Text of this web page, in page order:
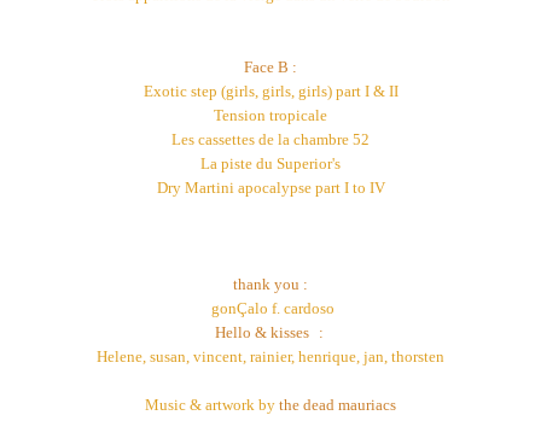
Face B :
Exotic step (girls, girls, girls) part I & II
Tension tropicale
Les cassettes de la chambre 52
La piste du Superior's
Dry Martini apocalypse part I to IV
thank you :
gonÇalo f. cardoso
Hello & kisses
:
Helene, susan, vincent, rainier, henrique, jan, thorsten
Music & artwork by the dead mauriacs